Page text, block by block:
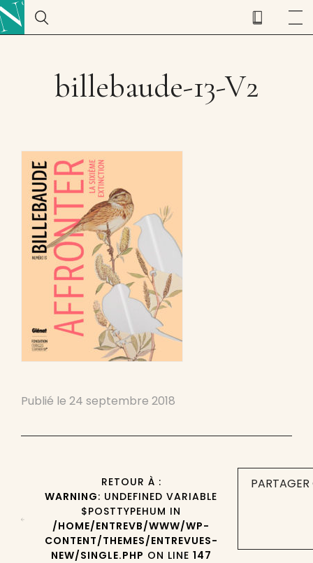
billebaude-13-V2
Publié le 24 septembre 2018
RETOUR À :
WARNING: UNDEFINED VARIABLE
$POSTTYPEHUM IN
/HOME/ENTREVB/WWW/WP-
CONTENT/THEMES/ENTREVUES-
NEW/SINGLE.PHP ON LINE 147